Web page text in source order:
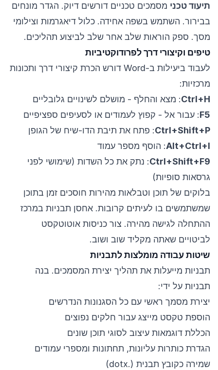
תיעוד טכני מסמכים טכניים דורשים דיוק. הגדר מונחים
בבירור. השתמש בשפה אחידה. כלול דיאגרמות וצילומי
מסך. ספק הוראות שלב אחר שלב לביצוע תהליכים.
טיפים וקיצורי דרך לפרודוקטיביות
לעבוד ביעילות ב-Word דורש הכרת קיצורי דרך ותכונות
מרכזיות:
Ctrl+H: מצא והחלף - מושלם לשינויים גלובליים
F5: עבור אל - קפוץ לעמודים או לסעיפים ספציפיים
Ctrl+Shift+P: פתח את תיבת הדו-שיח של הגופן
Alt+Ctrl+I: הוסף מספר עמוד
Ctrl+Shift+F9: נתק את כל השדות (שימושי לפני
גרסאות סופיות)
בלוקים של תוכן וטבלאות מהירות חוסכים זמן בתוכן
שמשתמשים בו לעיתים קרובות. אחסן תבניות במרכז
ההתחלה לגישה מהירה. צור כניסות אוטוטקסט
לביטויים שאתה מקליד שוב ושוב.
שיטות עבודה מומלצות לתבניות
תבניות מייעלות את תהליך יצירת המסמכים. בנה
תבניות על ידי:
יצירת מסמך ראשי עם כל הסגנונות הנדרשים
הוספת טקסט מייצג עבור חלקים נפוצים
הכללת דוגמאות עיצוב לסוגי תוכן שונים
הגדרת כותרות עליונות, תחתונות ומספרי עמודים
שמירה כקובץ תבנית (.dotx)